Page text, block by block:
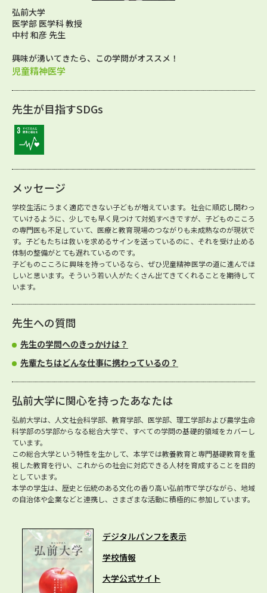
弘前大学
医学部 医学科 教授
中村 和彦 先生
興味が湧いてきたら、この学問がオススメ！
児童精神医学
先生が目指すSDGs
メッセージ
学校生活にうまく適応できない子どもが増えています。社会に順応し関わっ
ていけるように、少しでも早く見つけて対処すべきですが、子どものこころ
の専門医も不足していて、医療と教育現場のつながりも未成熟なのが現状で
す。子どもたちは救いを求めるサインを送っているのに、それを受け止める
体制の整備がとても遅れているのです。
子どものこころに興味を持っているなら、ぜひ児童精神医学の道に進んでほ
しいと思います。そういう若い人がたくさん出てきてくれることを期待して
います。
先生への質問
先生の学問へのきっかけは？
先輩たちはどんな仕事に携わっているの？
弘前大学に関心を持ったあなたは
弘前大学は、人文社会科学部、教育学部、医学部、理工学部および農学生命
科学部の5学部からなる総合大学で、すべての学問の基礎的領域をカバーし
ています。
この総合大学という特性を生かして、本学では教養教育と専門基礎教育を重
視した教育を行い、これからの社会に対応できる人材を育成することを目的
としています。
本学の学生は、歴史と伝統のある文化の香り高い弘前市で学びながら、地域
の自治体や企業などと連携し、さまざまな活動に積極的に参加しています。
デジタルパンフを表示
学校情報
大学公式サイト